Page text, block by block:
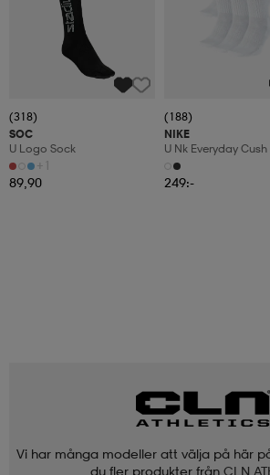
(318)
SOC
U Logo Sock
+1
89,90
(188)
NIKE
U Nk Everyday
6pr-Bd
249:-
Vi har många modeller att välja på här
du fler produkter från CLN